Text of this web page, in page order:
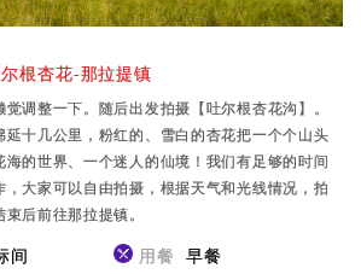
根杏花-那拉提镇
调整一下。随后出发拍摄【吐尔根杏花沟】。
延十几公里，粉红的、雪白的杏花把一个个山头
海的世界、一个迷人的仙境！我们有足够的时间
，大家可以自由拍摄，根据天气和光线情况，拍
后前往那拉提镇。
间 用餐 早餐